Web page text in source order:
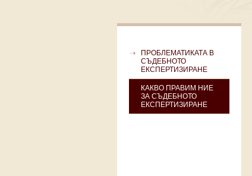
ПРОБЛЕМАТИКАТА В
СЪДЕБНОТО
ЕКСПЕРТИЗИРАНЕ
КАКВО ПРАВИМ НИЕ
ЗА СЪДЕБНОТО
ЕКСПЕРТИЗИРАНЕ